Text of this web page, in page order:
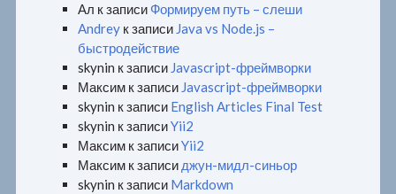
Ал к записи Формируем путь – слеши
Andrey к записи Java vs Node.js –
быстродействие
skynin к записи Javascript-фреймворки
Максим к записи Javascript-фреймворки
skynin к записи English Articles Final Test
skynin к записиYii2
Максим к записиYii2
Максим к записи джун-мидл-синьор
skynin к записи Markdown